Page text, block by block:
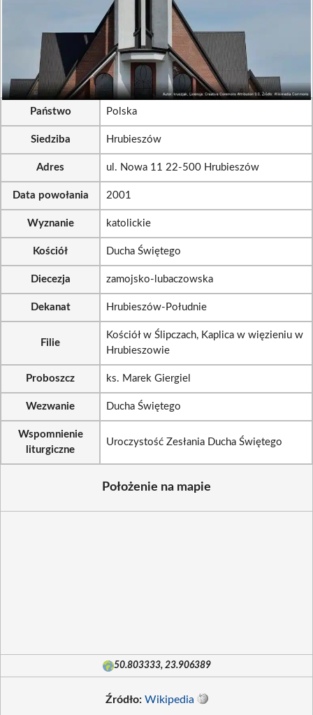
Państwo Polska
Siedziba Hrubieszów
Adres ul. Nowa 11 22-500 Hrubieszów
Data powołania 2001
Wyznanie katolickie
Kościół Ducha Świętego
Diecezja zamojsko-lubaczowska
Dekanat Hrubieszów-Południe
Filie
Kościół w Ślipczach, Kaplica w więzieniu w
Hrubieszowie
Proboszcz ks. Marek Giergiel
Wezwanie Ducha Świętego
Wspomnienie
liturgiczne
Uroczystość Zesłania Ducha Świętego
Położenie na mapie
50.803333, 23.906389
Źródło: Wikipedia